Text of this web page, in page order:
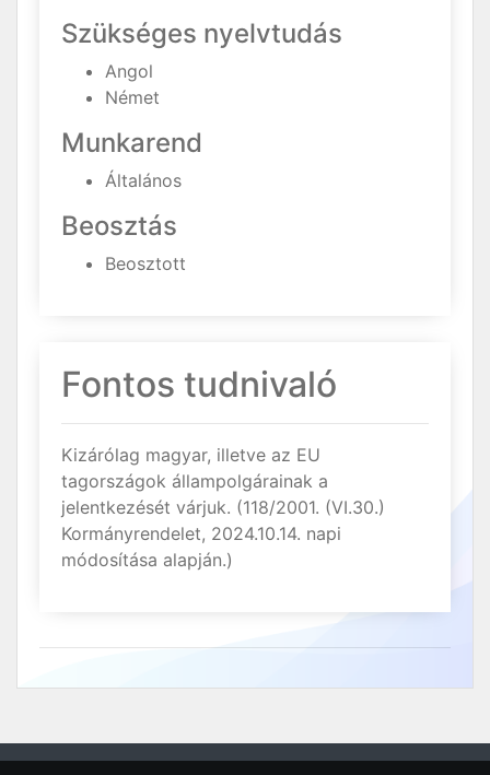
Szükséges nyelvtudás
Angol
Német
Munkarend
Általános
Beosztás
Beosztott
Fontos tudnivaló
Kizárólag magyar, illetve az EU
tagországok állampolgárainak a
jelentkezését várjuk. (118/2001. (VI.30.)
Kormányrendelet, 2024.10.14. napi
módosítása alapján.)